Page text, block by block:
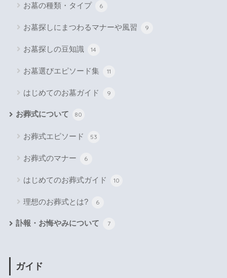
お墓の種類・タイプ 6
お墓探しにまつわるマナーや風習 9
お墓探しの豆知識 14
お墓選びエピソード集 11
はじめてのお墓ガイド 9
お葬式について 80
お葬式エピソード 53
お葬式のマナー 6
はじめてのお葬式ガイド 10
理想のお葬式とは? 6
訃報・お悔やみについて 7
ガイド